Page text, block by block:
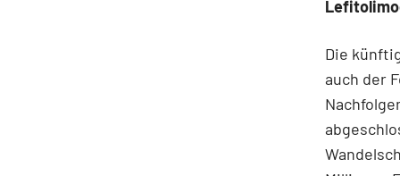
Die
auch der